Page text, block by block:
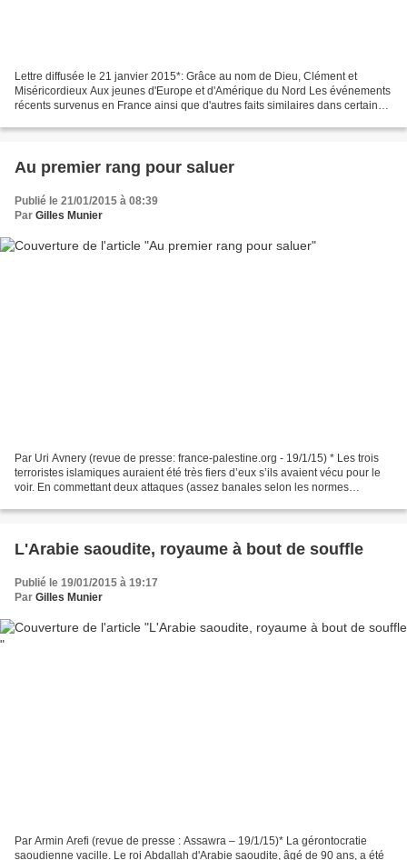
Lettre diffusée le 21 janvier 2015*: Grâce au nom de Dieu, Clément et
Miséricordieux Aux jeunes d'Europe et d'Amérique du Nord Les événements
récents survenus en France ainsi que d'autres faits similaires dans certains
Au premier rang pour saluer
Publié le 21/01/2015 à 08:39
Par Gilles Munier
Par Uri Avnery (revue de presse: france-palestine.org - 19/1/15) * Les trois
terroristes islamiques auraient été très fiers d’eux s’ils avaient vécu pour le
voir. En commettant deux attaques (assez banales selon les normes
L'Arabie saoudite, royaume à bout de souffle
Publié le 19/01/2015 à 19:17
Par Gilles Munier
Par Armin Arefi (revue de presse : Assawra – 19/1/15)* La gérontocratie
saoudienne vacille. Le roi Abdallah d'Arabie saoudite, âgé de 90 ans, a été